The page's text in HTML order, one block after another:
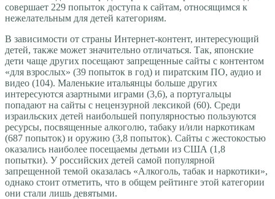
совершает 229 попыток доступа к сайтам, относящимся к
нежелательным для детей категориям.
В зависимости от страны Интернет-контент, интересующий
детей, также может значительно отличаться. Так, японские
дети чаще других посещают запрещенные сайты с контентом
«для взрослых» (39 попыток в год) и пиратским ПО, аудио и
видео (104). Маленькие итальянцы больше других
интересуются азартными играми (3,6), а португальцы
попадают на сайты с нецензурной лексикой (60). Среди
израильских детей наибольшей популярностью пользуются
ресурсы, посвященные алкоголю, табаку и/или наркотикам
(687 попыток) и оружию (3,8 попыток). Сайты с жестокостью
оказались наиболее посещаемы детьми из США (1,8
попытки). У российских детей самой популярной
запрещенной темой оказалась «Алкоголь, табак и наркотики»,
однако стоит отметить, что в общем рейтинге этой категории
они стали лишь девятыми.